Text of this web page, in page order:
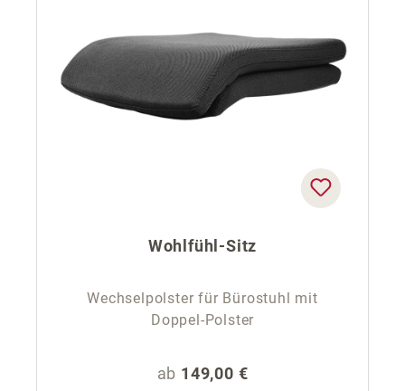
Wohlfühl-Sitz
Wechselpolster für Bürostuhl mit
Doppel-Polster
Regulärer Preis:
ab 149,00 €